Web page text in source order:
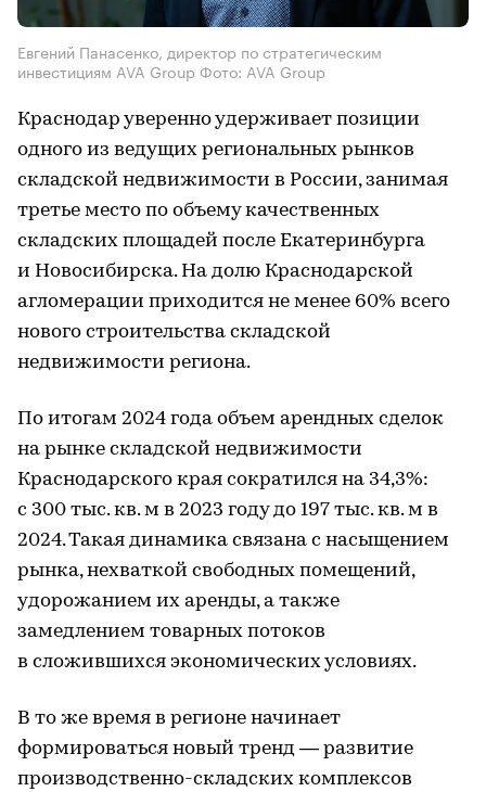
Евгений Панасенко, директор по стратегическим
инвестициям AVA Group Фото: AVA Group
Краснодар уверенно удерживает позиции
одного из ведущих региональных рынков
складской недвижимости в России, занимая
третье место по объему качественных
складских площадей после Екатеринбурга
и Новосибирска. На долю Краснодарской
агломерации приходится не менее 60% всего
нового строительства складской
недвижимости региона.
По итогам 2024 года объем арендных сделок
на рынке складской недвижимости
Краснодарского края сократился на 34,3%:
с 300 тыс. кв. м в 2023 году до 197 тыс. кв. м в
2024. Такая динамика связана с насыщением
рынка, нехваткой свободных помещений,
удорожанием их аренды, а также
замедлением товарных потоков
в сложившихся экономических условиях.
В то же время в регионе начинает
формироваться новый тренд — развитие
производственно-складских комплексов